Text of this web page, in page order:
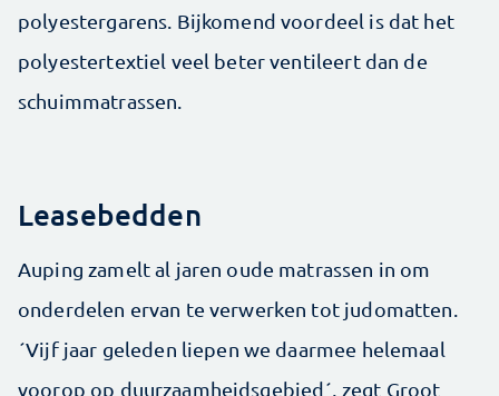
polyestergarens. Bijkomend voordeel is dat het
polyestertextiel veel beter ventileert dan de
schuimmatrassen.
Leasebedden
Auping zamelt al jaren oude matrassen in om
onderdelen ervan te verwerken tot judomatten.
´Vijf jaar geleden liepen we daarmee helemaal
voorop op duurzaamheidsgebied´, zegt Groot